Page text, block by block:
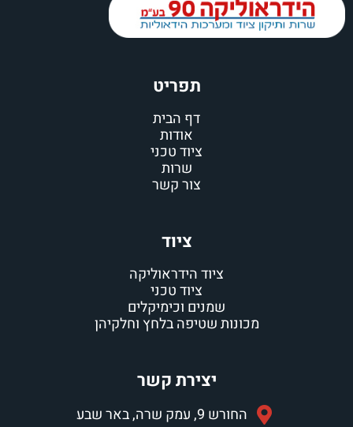
תפריט
דף הבית
אודות
ציוד טכני
שרות
צור קשר
ציוד
ציוד הידראוליקה
ציוד טכני
שמנים וכימיקלים
מכונות שטיפה בלחץ וחלקיהן
יצירת קשר
החורש 9, עמק שרה, באר שבע